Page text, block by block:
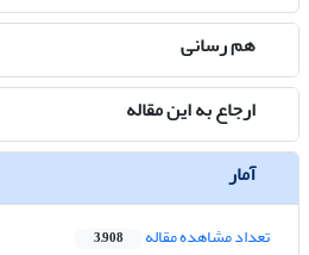
هم رسانی
ارجاع به این مقاله
آمار
تعداد مشاهده مقاله 3,908